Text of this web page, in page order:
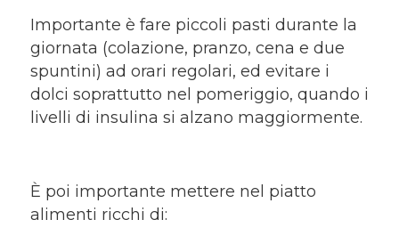
Importante è fare piccoli pasti durante la
giornata (colazione, pranzo, cena e due
spuntini) ad orari regolari, ed evitare i
dolci soprattutto nel pomeriggio, quando i
livelli di insulina si alzano maggiormente.
È poi importante mettere nel piatto
alimenti ricchi di: